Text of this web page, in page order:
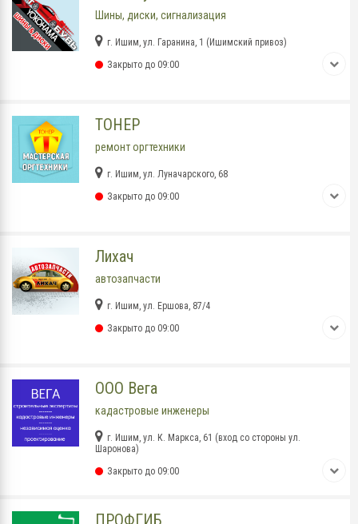
Шины, диски, сигнализация
г. Ишим, ул. Гаранина, 1 (Ишимский привоз)
Закрыто до 09:00
ТОНЕР
ремонт оргтехники
г. Ишим, ул. Луначарского, 68
Закрыто до 09:00
Лихач
автозапчасти
г. Ишим, ул. Ершова, 87/4
Закрыто до 09:00
ООО Вега
кадастровые инженеры
г. Ишим, ул. К. Маркса, 61 (вход со стороны ул.
Шаронова)
Закрыто до 09:00
ПРОФГИБ